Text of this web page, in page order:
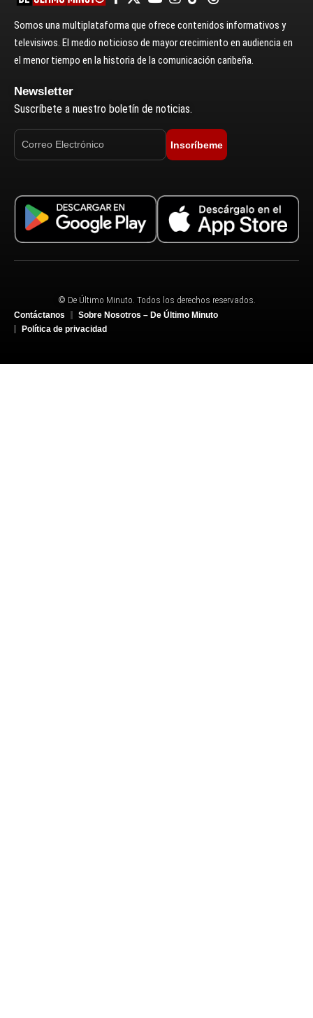
Somos una multiplataforma que ofrece contenidos informativos y
televisivos. El medio noticioso de mayor crecimiento en audiencia en
el menor tiempo en la historia de la comunicación caribeña.
Newsletter
Suscríbete a nuestro boletín de noticias.
Inscríbeme
© De Último Minuto. Todos los derechos reservados.
Contáctanos
Sobre Nosotros – De Último Minuto
Política de privacidad